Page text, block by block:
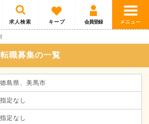
求人検索 キープ 会員登録
職募集の一覧
徳島県、美馬市
指定なし
指定なし